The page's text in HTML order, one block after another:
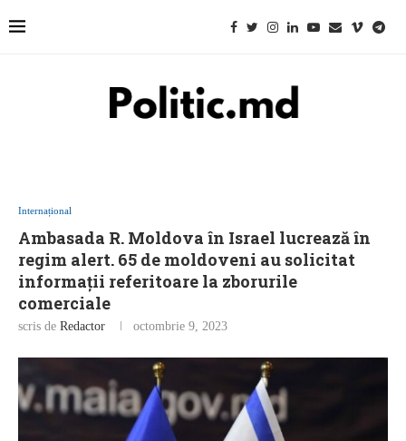
Internațional
Ambasada R. Moldova în Israel lucrează în
regim alert. 65 de moldoveni au solicitat
informații referitoare la zborurile
comerciale
scris de Redactor octombrie 9, 2023